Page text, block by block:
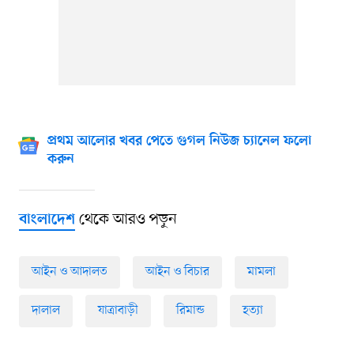
প্রথম আলোর খবর পেতে গুগল নিউজ চ্যানেল ফলো
করুন
বাংলাদেশথেকে আরও পড়ুন
আইন ও আদালত আইন ও বিচার মামলা
দালাল যাত্রাবাড়ী রিমান্ড হত্যা